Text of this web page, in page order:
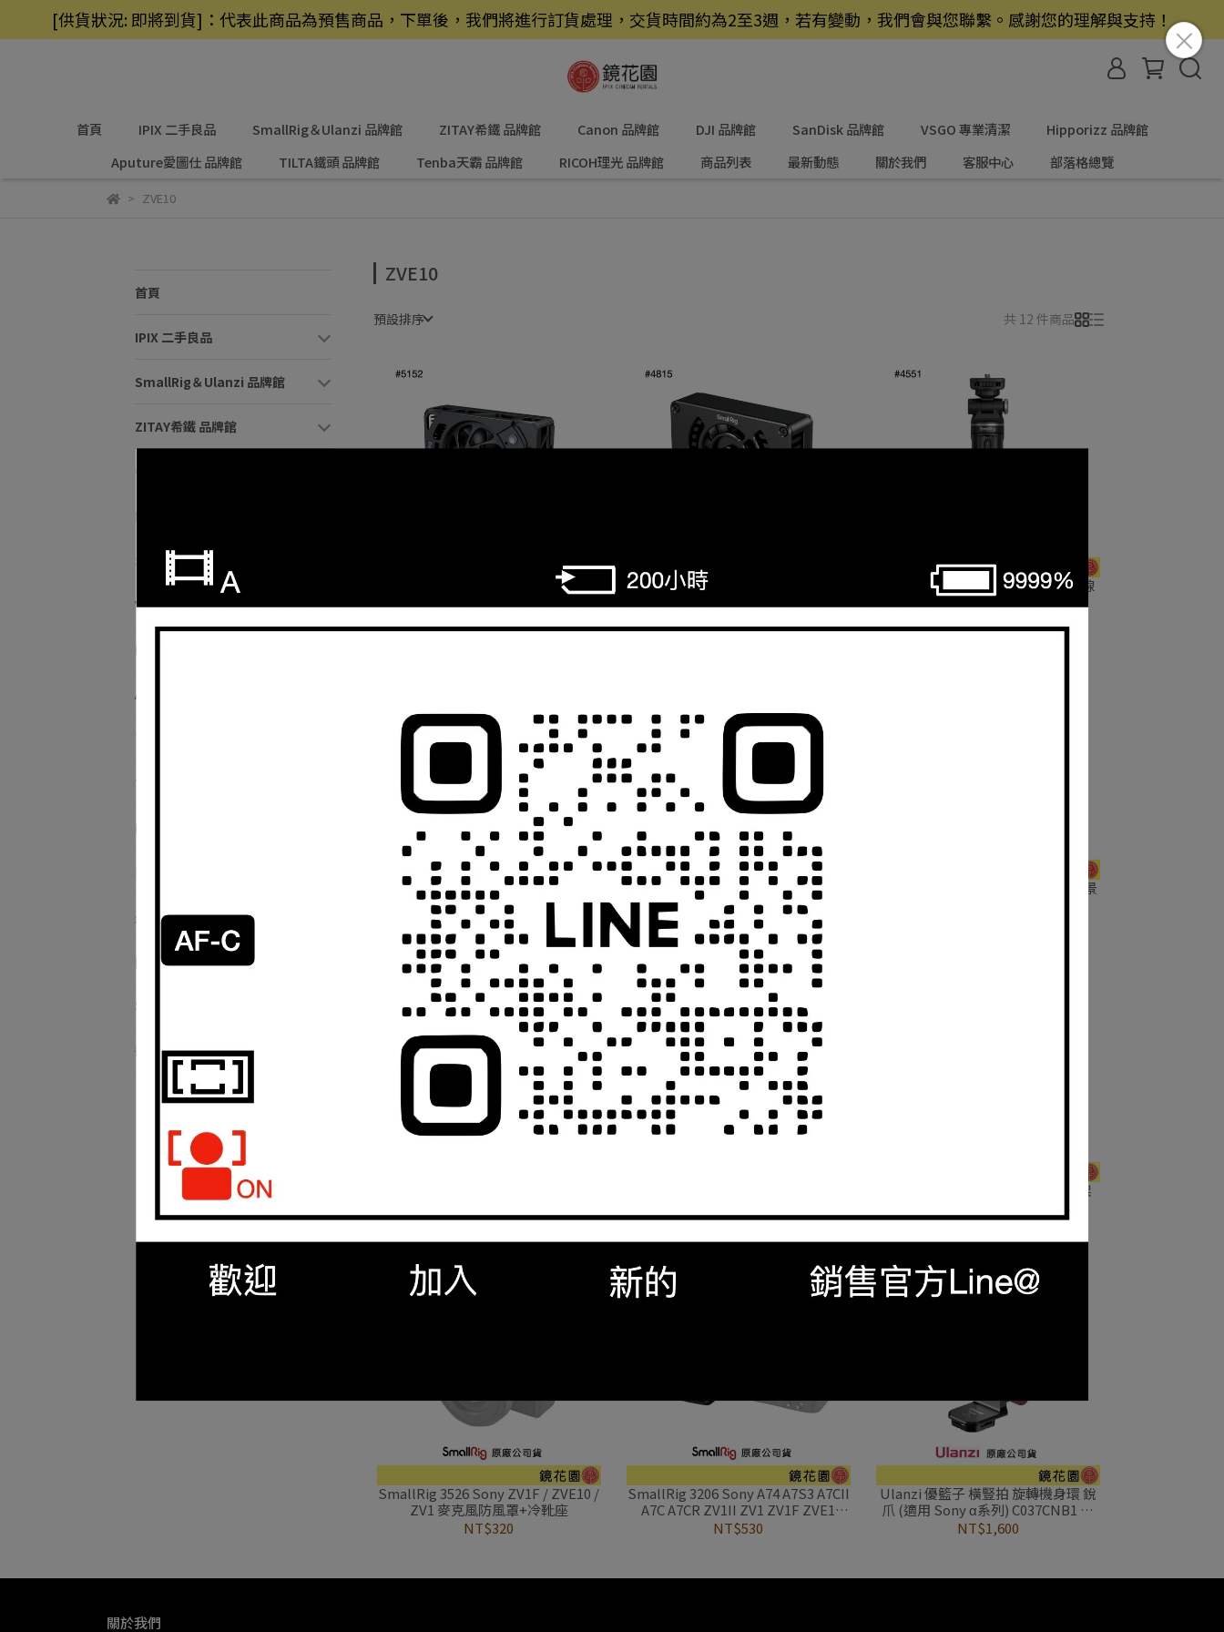
[供貨狀況: 即將到貨]：代表此商品為預售商品，下單後，我們將進行訂貨處理，交貨時間約為2至3週，若有變動，我們會與您聯繫。感謝您的理解與支持！
首頁 IPIX 二手良品 SmallRig＆Ulanzi 品牌館 ZITAY希鐵 品牌館 Canon 品牌館 DJI 品牌館 SanDisk 品牌館 VSGO 專業清潔
Hipporizz 品牌館
Aputure愛圖仕 品牌館
TILTA鐵頭 品牌館 Tenba天霸 品牌館 RICOH理光 品牌館 商品列表 最新動態 關於我們 客服中心 部落格總覽
ZVE10
首頁
IPIX 二手良品
SmallRig＆Ulanzi 品牌館
ZITAY希鐵 品牌館
Canon 品牌館
DJI 品牌館
SanDisk 品牌館
VSGO 專業清潔
Hipporizz 品牌館
Aputure愛圖仕 品牌館
TILTA鐵頭 品牌館
Tenba天霸 品牌館
RICOH理光 品牌館
商品列表
最新動態
關於我們
客服中心
部落格總覽
ZVE10
預設排序 共 12 件商品
SmallRig 5152 相機散熱風扇 (適用
SmallRig 4815 相機散熱風扇 (適用
SmallRig 4551 SR-RG2 多功能無線
拍攝手把 鏡花園
SmallRig 5329 無反相機 散熱風扇 基
本款風扇
NT$1,020
SmallRig 5328 無反相機 散熱風扇 混
合散熱 快速冷卻
NT$2,060
SmallRig 5873 28mm 光學外接取景
NT$900
NT$1,920
SmallRig 3531B Sony ZVE10 承架
NT$1,600
SmallRig 3526 Sony ZV1F / ZVE10 /
ZV1 麥克風防風罩+冷靴座
NT$320
SmallRig 3206 Sony A74 A7S3 A7CII
A7C A7CR ZV1II ZV1 ZV1F ZVE1
ZVE10 FX2 FX3 螢幕遮光罩
NT$530
Ulanzi 優籃子 橫豎拍 旋轉機身環 銳
爪 (適用 Sony α系列) C037CNB1 S-
63
NT$1,600
關於我們